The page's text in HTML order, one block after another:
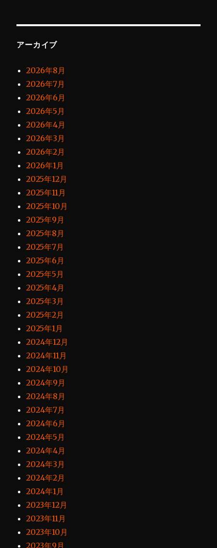
アーカイブ
2026年8月
2026年7月
2026年6月
2026年5月
2026年4月
2026年3月
2026年2月
2026年1月
2025年12月
2025年11月
2025年10月
2025年9月
2025年8月
2025年7月
2025年6月
2025年5月
2025年4月
2025年3月
2025年2月
2025年1月
2024年12月
2024年11月
2024年10月
2024年9月
2024年8月
2024年7月
2024年6月
2024年5月
2024年4月
2024年3月
2024年2月
2024年1月
2023年12月
2023年11月
2023年10月
2023年9月